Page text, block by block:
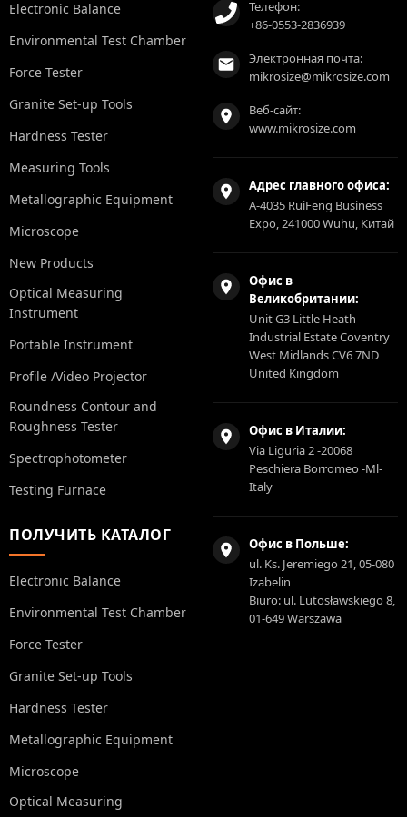
Electronic Balance
Environmental Test Chamber
Force Tester
Granite Set-up Tools
Hardness Tester
Measuring Tools
Metallographic Equipment
Microscope
New Products
Optical Measuring
Instrument
Portable Instrument
Profile /Video Projector
Roundness Contour and
Roughness Tester
Spectrophotometer
Testing Furnace
ПОЛУЧИТЬ КАТАЛОГ
Electronic Balance
Environmental Test Chamber
Force Tester
Granite Set-up Tools
Hardness Tester
Metallographic Equipment
Microscope
Optical Measuring
Телефон:
+86-0553-2836939
Электронная почта:
mikrosize@mikrosize.com
Веб-сайт:
www.mikrosize.com
Адрес главного офиса:
A-4035 RuiFeng Business
Expo, 241000 Wuhu, Китай
Офис в
Великобритании:
Unit G3 Little Heath
Industrial Estate Coventry
West Midlands CV6 7ND
United Kingdom
Офис в Италии:
Via Liguria 2 -20068
Peschiera Borromeo -Ml-
Italy
Офис в Польше:
ul. Ks. Jeremiego 21, 05-080
Izabelin
Biuro: ul. Lutosławskiego 8,
01-649 Warszawa